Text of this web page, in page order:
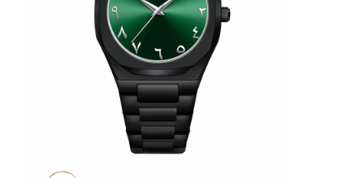
Relógio de pulso de quartzo
Relógio de Quartzo de Cintura de Couro
Relógio com correia de aço inoxidável